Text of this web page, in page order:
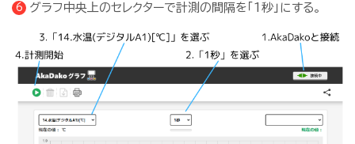
グラフ中央上のセレクターで計測の間隔を「1秒」にする。